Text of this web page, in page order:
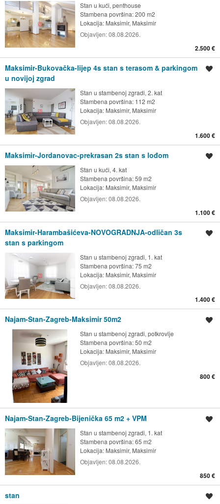
Stan u kući, penthouse
Stambena površina: 200 m2
Lokacija: Maksimir, Maksimir
Objavljen:08.08.2026.
2.500 €
Maksimir-Bukovačka-lijep 4s stan s terasom & parkingom
u novijoj zgrad
Stan u stambenoj zgradi, 2. kat
Stambena površina: 112 m2
Lokacija: Maksimir, Maksimir
Objavljen:08.08.2026.
1.600 €
Maksimir-Jordanovac-prekrasan 2s stan s lođom
Stan u kući, 4. kat
Stambena površina: 59 m2
Lokacija: Maksimir, Maksimir
Objavljen:08.08.2026.
1.100 €
Maksimir-Harambašićeva-NOVOGRADNJA-odličan 3s
stan s parkingom
Stan u stambenoj zgradi, 1. kat
Stambena površina: 75 m2
Lokacija: Maksimir, Maksimir
Objavljen:08.08.2026.
1.400 €
Najam-Stan-Zagreb-Maksimir 50m2
Stan u stambenoj zgradi, potkrovlje
Stambena površina: 50 m2
Lokacija: Maksimir, Maksimir
Objavljen:08.08.2026.
800 €
Najam-Stan-Zagreb-Bijenička 65 m2 + VPM
Stan u stambenoj zgradi, 1. kat
Stambena površina: 65 m2
Lokacija: Maksimir, Maksimir
Objavljen:08.08.2026.
850 €
stan